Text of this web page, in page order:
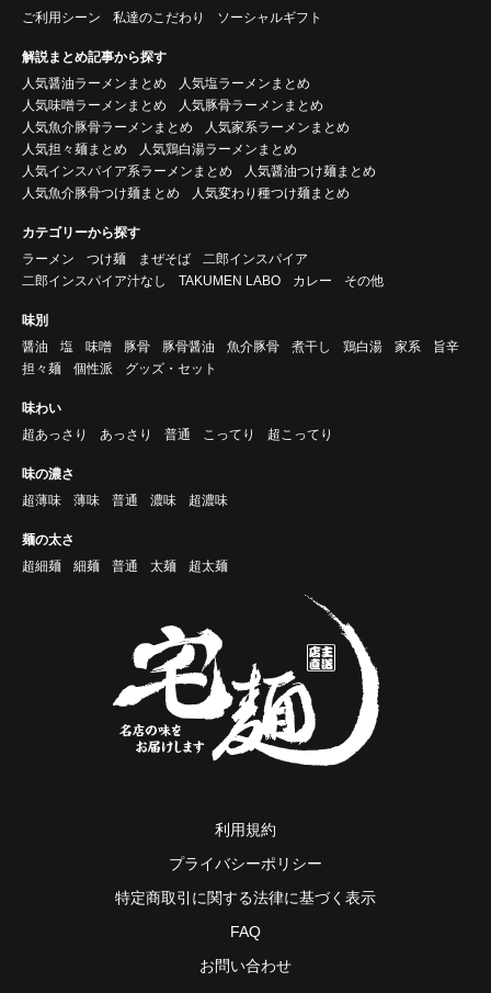
ご利用シーン
私達のこだわり ソーシャルギフト
解説まとめ記事から探す
人気醤油ラーメンまとめ
人気塩ラーメンまとめ
人気味噌ラーメンまとめ
人気豚骨ラーメンまとめ
人気魚介豚骨ラーメンまとめ
人気家系ラーメンまとめ
人気担々麺まとめ
人気鶏白湯ラーメンまとめ
人気インスパイア系ラーメンまとめ
人気醤油つけ麺まとめ
人気魚介豚骨つけ麺まとめ
人気変わり種つけ麺まとめ
カテゴリーから探す
ラーメン
つけ麺 まぜそば
二郎インスパイア
二郎インスパイア汁なし
TAKUMEN LABO カレー その他
味別
醤油
塩 味噌 豚骨 豚骨醤油 魚介豚骨 煮干し 鶏白湯 家系
旨辛
担々麺
個性派 グッズ・セット
味わい
超あっさり
あっさり 普通 こってり 超こってり
味の濃さ
超薄味
薄味 普通 濃味 超濃味
麺の太さ
超細麺
細麺 普通 太麺 超太麺
利用規約
プライバシーポリシー
特定商取引に関する法律に基づく表示
FAQ
お問い合わせ